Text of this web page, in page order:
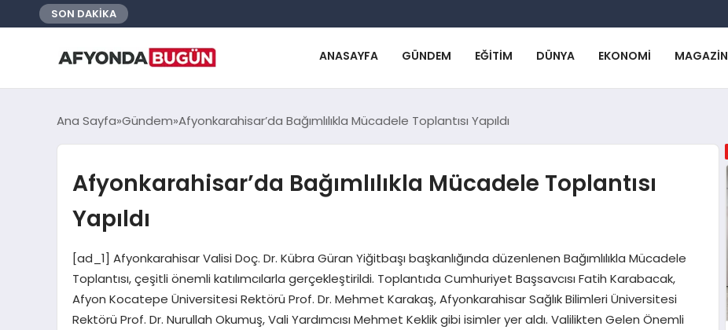
SON DAKİKA
ANASAYFA GÜNDEM EĞITIM DÜNYA EKONOMI MAGAZIN
Ana Sayfa Gündem Afyonkarahisar’da Bağımlılıkla Mücadele Toplantısı Yapıldı
Afyonkarahisar’da Bağımlılıkla Mücadele Toplantısı
Yapıldı
[ad_1] Afyonkarahisar Valisi Doç. Dr. Kübra Güran Yiğitbaşı başkanlığında düzenlenen Bağımlılıkla Mücadele
Toplantısı, çeşitli önemli katılımcılarla gerçekleştirildi. Toplantıda Cumhuriyet Başsavcısı Fatih Karabacak,
Afyon Kocatepe Üniversitesi Rektörü Prof. Dr. Mehmet Karakaş, Afyonkarahisar Sağlık Bilimleri Üniversitesi
Rektörü Prof. Dr. Nurullah Okumuş, Vali Yardımcısı Mehmet Keklik gibi isimler yer aldı. Valilikten Gelen Önemli